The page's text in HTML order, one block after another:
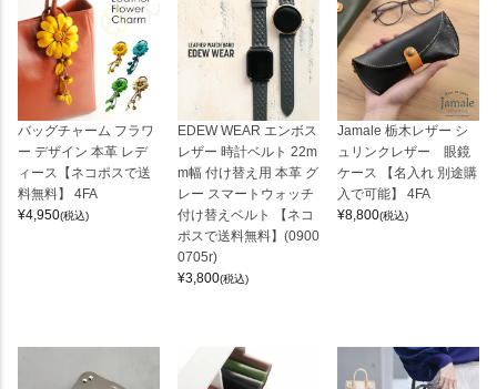
バッグチャーム フラワ
ー デザイン 本革 レデ
ィース【ネコポスで送
料無料】 4FA
¥4,950(税込)
EDEW WEAR エンボス
レザー 時計ベルト 22m
m幅 付け替え用 本革 グ
レー スマートウォッチ
付け替えベルト 【ネコ
ポスで送料無料】(0900
0705r)
¥3,800(税込)
Jamale 栃木レザー シ
ュリンクレザー 眼鏡
ケース 【名入れ 別途購
入で可能】 4FA
¥8,800(税込)